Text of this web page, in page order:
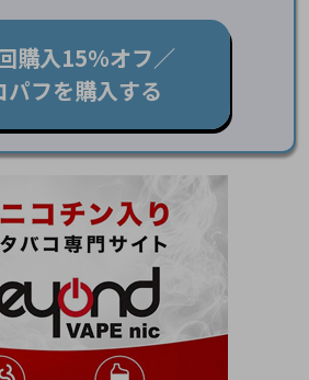
購入15％オフ／
パフを購入する